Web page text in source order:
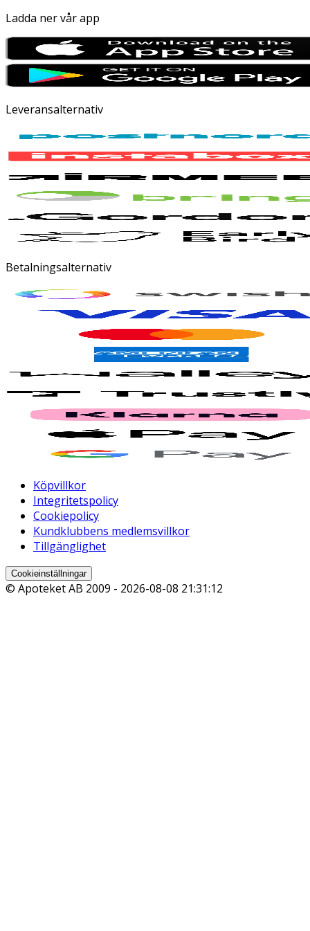
Ladda ner vår app
Leveransalternativ
Betalningsalternativ
Köpvillkor
Integritetspolicy
Cookiepolicy
Kundklubbens medlemsvillkor
Tillgänglighet
Cookieinställningar
© Apoteket AB 2009 - 2026-08-08 21:31:12